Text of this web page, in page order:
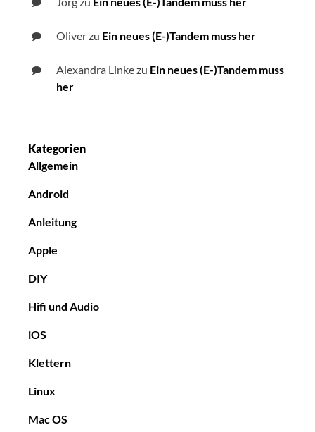
Oliverzu Ein neues (E-)Tandem muss her
Alexandra Linkezu Ein neues (E-)Tandem muss
her
Kategorien
Allgemein
Android
Anleitung
Apple
DIY
Hifi und Audio
iOS
Klettern
Linux
Mac OS